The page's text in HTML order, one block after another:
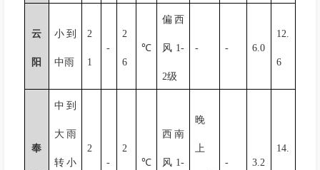
云
阳
小到
中雨
2
1
-
2
6
℃
偏西
风 1-
2级
- - 6.0
12.
6
奉
中到
大雨
转小
2
-
2
℃
西南
风 1-
晚
上
- 3.2
14.